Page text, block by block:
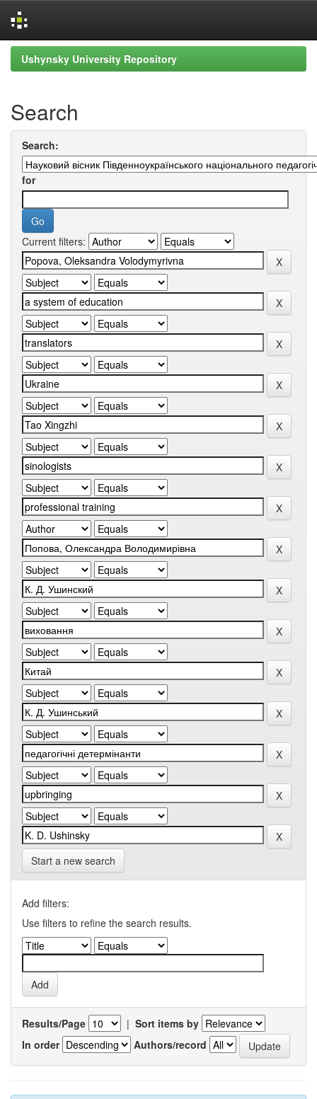
Skip
navigation
Ushynsky University Repository
Search
Search:
for
Current filters:
Start a new search
Add filters:
Use filters to refine the search results.
Results/Page | Sort items by
In order
Authors/record